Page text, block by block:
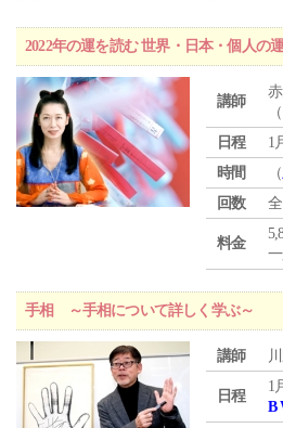
2022年の運を読む 世界・日本・個人の
講師
日程
1
時間
（
回数
料金
手相 ～手相について詳しく学ぶ～
講師
日程
1
B